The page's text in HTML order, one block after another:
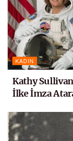
KADIN
Kathy
İlke İmza